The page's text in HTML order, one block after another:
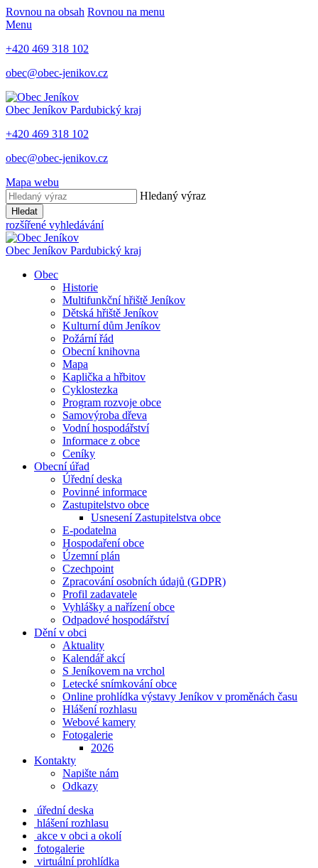
Rovnou na obsah Rovnou na menu
Menu
+420 469 318 102
obec@obec-jenikov.cz
Obec Jeníkov Pardubický kraj
+420 469 318 102
obec@obec-jenikov.cz
Mapa webu
Hledaný výraz
Hledat
rozšířené vyhledávání
Obec Jeníkov Pardubický kraj
Obec
Historie
Multifunkční hřiště Jeníkov
Dětská hřiště Jeníkov
Kulturní dům Jeníkov
Požární řád
Obecní knihovna
Mapa
Kaplička a hřbitov
Cyklostezka
Program rozvoje obce
Samovýroba dřeva
Vodní hospodářství
Informace z obce
Ceníky
Obecní úřad
Úřední deska
Povinné informace
Zastupitelstvo obce
Usnesení Zastupitelstva obce
E-podatelna
Hospodaření obce
Územní plán
Czechpoint
Zpracování osobních údajů (GDPR)
Profil zadavatele
Vyhlášky a nařízení obce
Odpadové hospodářství
Dění v obci
Aktuality
Kalendář akcí
S Jeníkovem na vrchol
Letecké snímkování obce
Online prohlídka výstavy Jeníkov v proměnách času
Hlášení rozhlasu
Webové kamery
Fotogalerie
2026
Kontakty
Napište nám
Odkazy
úřední deska
hlášení rozhlasu
akce v obci a okolí
fotogalerie
virtuální prohlídka